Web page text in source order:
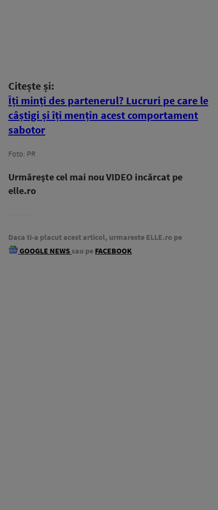
Citește și:
Îți minți des partenerul? Lucruri pe care le
câștigi și îți mențin acest comportament
sabotor
Foto: PR
Urmăreşte cel mai nou VIDEO incărcat pe
elle.ro
Daca ti-a placut acest articol, urmareste ELLE.ro pe
GOOGLE NEWS sau pe FACEBOOK